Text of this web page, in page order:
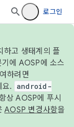
로그인
하고 생태계의 플
에 AOSP에 소스
하려면
요.
android-
상 AOSP에 푸시
AOSP 변경사항을